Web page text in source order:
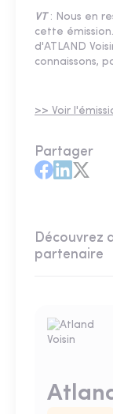
VT: Nous en
cette
d'ATLAND
connaissons,
>> Voir
Partager
Découvrez
partenaire